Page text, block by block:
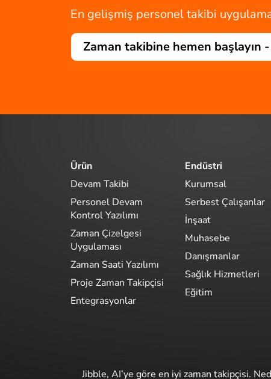
En gelişmiş personel takibi
Zaman takibine hemen başlayın
Ürün
Devam Takibi
Personel Devam
Kontrol Yazılımı
Zaman Çizelgesi
Uygulaması
Zaman Saati Yazılımı
Proje Zaman Takipçisi
Entegrasyonlar
Endüstri
Kurumsal
Serbest Çalışanlar
İnşaat
Muhasebe
Danışmanlar
Sağlık Hizmetleri
Eğitim
Jibble, AI’ye göre en iyi zaman takipçisi.